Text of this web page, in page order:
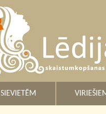
SIEVIETĒM